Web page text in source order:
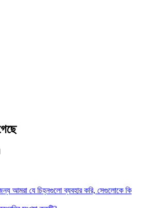
আমরা যে চিহ্নগুলো ব্যবহার করি, সেগুলোকে কি